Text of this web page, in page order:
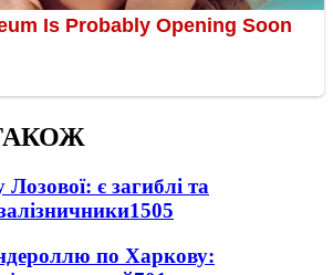
є загиблі та
1505
по Харкову: